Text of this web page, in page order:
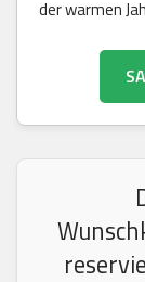
der warmen